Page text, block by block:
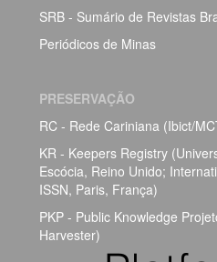
SRB - Sumário de Revistas
Periódicos de Minas
PRESERVAÇÃO
RC - Rede Cariniana (Ibict/
KR - Keepers Registry
Escócia, Reino Unido;
ISSN, Paris, França)
PKP - Public Knowledge
Harvester)